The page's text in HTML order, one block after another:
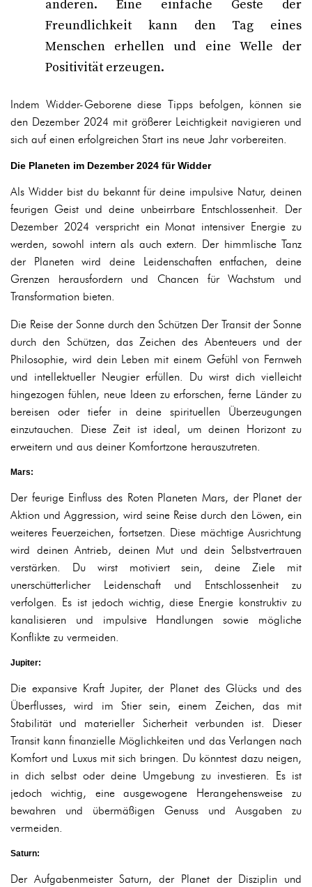
anderen. Eine einfache Geste der
Freundlichkeit kann den Tag eines
Menschen erhellen und eine Welle der
Positivität erzeugen.
Indem Widder-Geborene diese Tipps befolgen, können sie
den Dezember 2024 mit größerer Leichtigkeit navigieren und
sich auf einen erfolgreichen Start ins neue Jahr vorbereiten.
Die Planeten im Dezember 2024 für Widder
Als Widder bist du bekannt für deine impulsive Natur, deinen
feurigen Geist und deine unbeirrbare Entschlossenheit. Der
Dezember 2024 verspricht ein Monat intensiver Energie zu
werden, sowohl intern als auch extern. Der himmlische Tanz
der Planeten wird deine Leidenschaften entfachen, deine
Grenzen herausfordern und Chancen für Wachstum und
Transformation bieten.
Die Reise der Sonne durch den Schützen Der Transit der Sonne
durch den Schützen, das Zeichen des Abenteuers und der
Philosophie, wird dein Leben mit einem Gefühl von Fernweh
und intellektueller Neugier erfüllen. Du wirst dich vielleicht
hingezogen fühlen, neue Ideen zu erforschen, ferne Länder zu
bereisen oder tiefer in deine spirituellen Überzeugungen
einzutauchen. Diese Zeit ist ideal, um deinen Horizont zu
erweitern und aus deiner Komfortzone herauszutreten.
Mars:
Der feurige Einfluss des Roten Planeten Mars, der Planet der
Aktion und Aggression, wird seine Reise durch den Löwen, ein
weiteres Feuerzeichen, fortsetzen. Diese mächtige Ausrichtung
wird deinen Antrieb, deinen Mut und dein Selbstvertrauen
verstärken. Du wirst motiviert sein, deine Ziele mit
unerschütterlicher Leidenschaft und Entschlossenheit zu
verfolgen. Es ist jedoch wichtig, diese Energie konstruktiv zu
kanalisieren und impulsive Handlungen sowie mögliche
Konflikte zu vermeiden.
Jupiter:
Die expansive Kraft Jupiter, der Planet des Glücks und des
Überflusses, wird im Stier sein, einem Zeichen, das mit
Stabilität und materieller Sicherheit verbunden ist. Dieser
Transit kann finanzielle Möglichkeiten und das Verlangen nach
Komfort und Luxus mit sich bringen. Du könntest dazu neigen,
in dich selbst oder deine Umgebung zu investieren. Es ist
jedoch wichtig, eine ausgewogene Herangehensweise zu
bewahren und übermäßigen Genuss und Ausgaben zu
vermeiden.
Saturn:
Der Aufgabenmeister Saturn, der Planet der Disziplin und